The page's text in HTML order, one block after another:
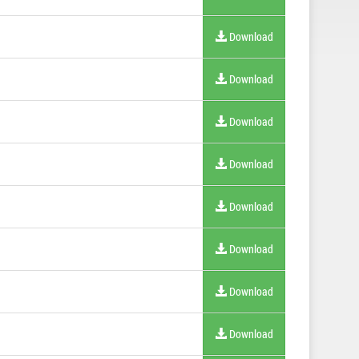
Download
Download
Download
Download
Download
Download
Download
Download